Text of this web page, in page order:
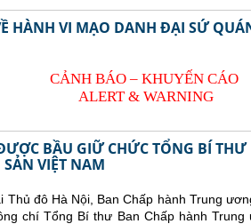
HÀNH VI MẠO DANH ĐẠI SỨ
CẢNH BÁO – KHUYẾN CÁO
ALERT & WARNING
BẦU GIỮ CHỨC TỔNG BÍ
VIỆT NAM
Thủ đô Hà Nội, Ban Chấp hành Trung
chí Tổng Bí thư Ban Chấp hành